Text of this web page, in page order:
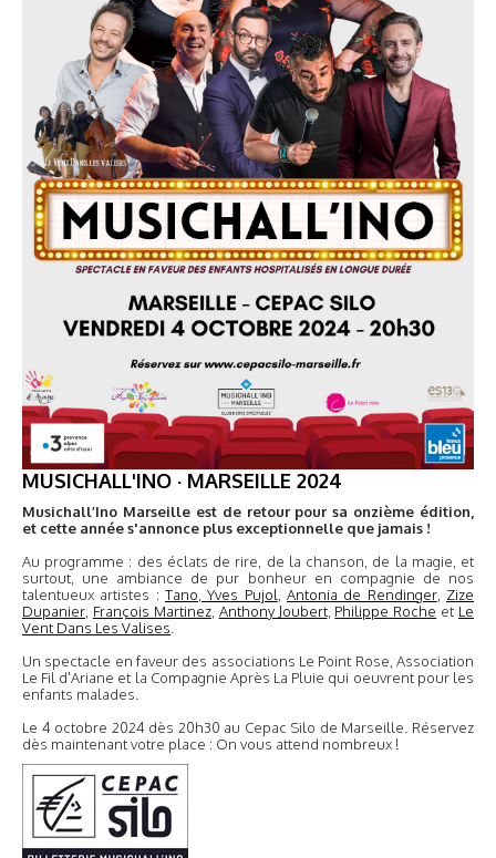
MUSICHALL'INO · MARSEILLE 2024
Musichall’Ino Marseille est de retour pour sa onzième édition,
et cette année s'annonce plus exceptionnelle que jamais !
Au programme : des éclats de rire, de la chanson, de la magie, et
surtout, une ambiance de pur bonheur en compagnie de nos
talentueux artistes : Tano Yves Pujol ,Antonia de Rendinger, Zize
Dupanier François Martinez, Anthony Joubert, Philippe Roche et Le
Vent Dans Les Valises
Un spectacle en faveur des associations Le Point Rose, Association
Le Fil d'Ariane et la Compagnie Après La Pluie qui oeuvrent pour les
enfants malades.
Le 4 octobre 2024 dès 20h30 au Cepac Silo de Marseille. Réservez
dès maintenant votre place : On vous attend nombreux !